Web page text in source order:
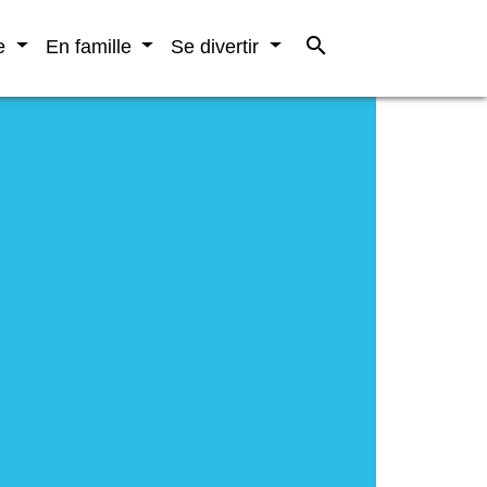
En famille Se divertir search